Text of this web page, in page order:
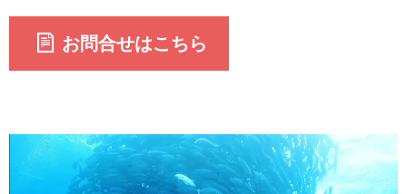
お問合せはこちら